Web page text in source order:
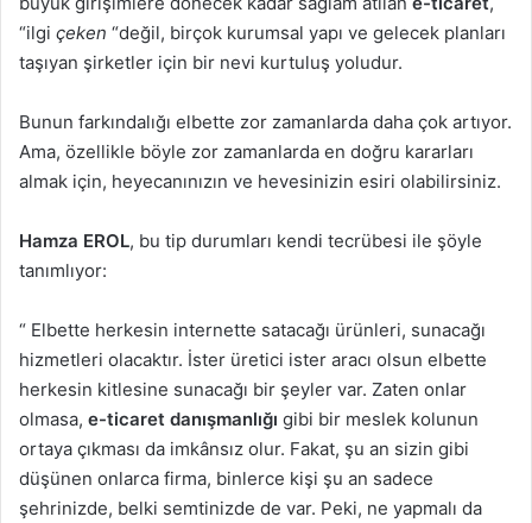
“ilgi çeken “değil, birçok kurumsal yapı ve gelecek planları
taşıyan şirketler için bir nevi kurtuluş yoludur.
Bunun farkındalığı elbette zor zamanlarda daha çok artıyor.
Ama, özellikle böyle zor zamanlarda en doğru kararları
almak için, heyecanınızın ve hevesinizin esiri olabilirsiniz.
Hamza EROL, bu tip durumları kendi tecrübesi ile şöyle
tanımlıyor:
“ Elbette herkesin internette satacağı ürünleri, sunacağı
hizmetleri olacaktır. İster üretici ister aracı olsun elbette
herkesin kitlesine sunacağı bir şeyler var. Zaten onlar
olmasa, e-ticaret danışmanlığı gibi bir meslek kolunun
ortaya çıkması da imkânsız olur. Fakat, şu an sizin gibi
düşünen onlarca firma, binlerce kişi şu an sadece
şehrinizde, belki semtinizde de var. Peki, ne yapmalı da